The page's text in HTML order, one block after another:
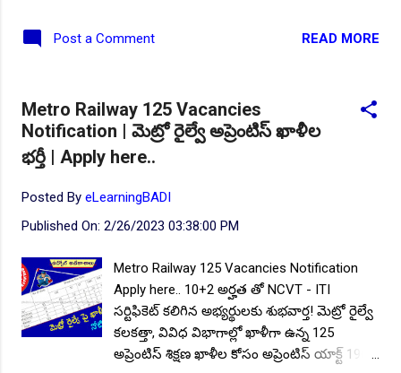
చేయవచ్చు.. ఆన్లైన్ దరఖాస్తు ప్రక్రియ ఇప్పటికే
ఇక్కడ.. భారత ప్రభుత్వానికి చెందిన మహారాష్ట్ర
మెట్రో రైల్ కార్పొరేషన్ లిమిటెడ్ వివిధ విభాగాల్లో
ఖాళీల భర్తీకి కాంట్రాక్ట్/ డిప్యూటేషన్ 5 సంవత్సరాల
నిర్వహించడానికి అధికారికంగా నోటిఫికేషన్ జారీ
చేసింది. ఎంపికైన అభ్యర్థులు నాగపూర్, పుణె, నవి
ఉంటుంది. ఏదైనా విభాగంలో గ్రాడ్యుయేషన్/ BE/
BTech కలిగిన అభ్యర్థులు ఈ ఉద్యోగాలకు ఆన్లైన్లో
దరఖాస్తులు సమర్పించవచ్చు.. ఇంటర్వ్యూలకు
హాజరై పోస్టులను సొంతం చేసుకోవచ్చు.. ఖాళీల
వివరాలు: మొత్తం ఖాళీల సంఖ్య :: 33 . విభాగాల
Post a Comment READ MORE
Metro Railway 125 Vacancies
Notification | మెట్రో రైల్వే అప్రెంటిస్ ఖాళీల
భర్తీ | Apply here..
Posted By eLearningBADI
Published On: 2/26/2023 03:38:00 PM
Metro Railway 125 Vacancies Notification
Apply here.. 10+2 అర్హత తో NCVT - ITI
సర్టిఫికెట్ కలిగిన అభ్యర్థులకు శుభవార్త! మెట్రో రైల్వే
కలకత్తా, వివిధ విభాగాల్లో ఖాళీగా ఉన్న 125
అప్రెంటిస్ శిక్షణ ఖాళీల కోసం అప్రెంటిస్ యాక్ట్ 1961